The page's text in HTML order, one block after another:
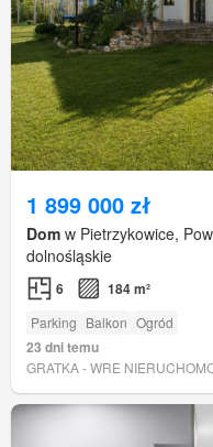
1 899 000 zł
Dom w Pietrzykowice,
dolnośląskie
6 184 m²
Parking Balkon Ogród
23 dni temu
GRATKA - WRE